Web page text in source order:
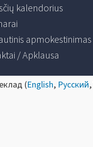
kalendorius
apmokestinimas
/ Apklausa
(English, Русский,